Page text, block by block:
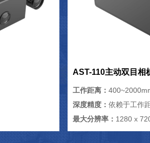
AST-110主动双目相
工作距离：
深度精度：依赖于工作
最大分辨率： 1280 x